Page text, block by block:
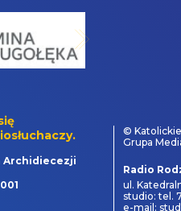
Archidiecezji
© Katolickie
Grupa
Radio
ul.
studio: tel.
e-mail: